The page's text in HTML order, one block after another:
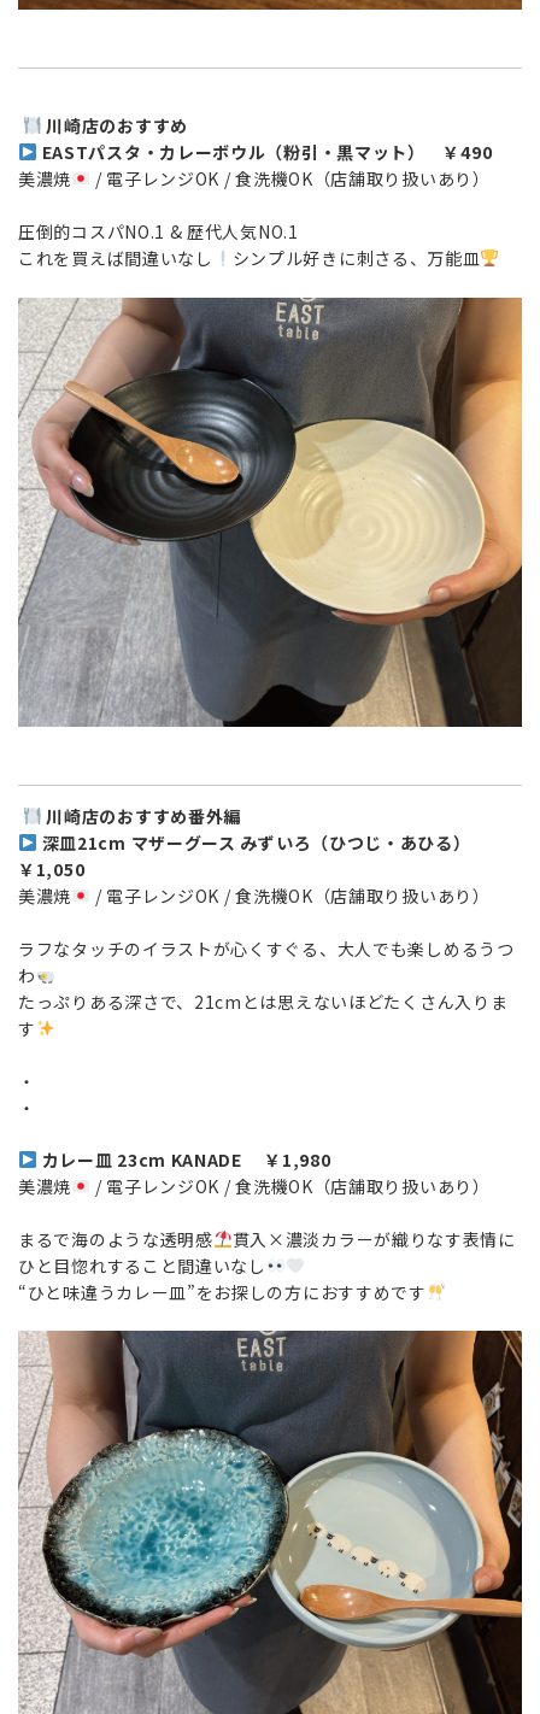
川崎店のおすすめ
EASTパスタ・カレーボウル（粉引・黒マット） ￥490
美濃焼
/ 電子レンジOK / 食洗機OK（店舗取り扱いあり）
圧倒的コスパNO.1 & 歴代人気NO.1
これを買えば間違いなし
シンプル好きに刺さる、万能皿
川崎店のおすすめ番外編
深皿21cm マザーグース みずいろ（ひつじ・あひる）
￥1,050
美濃焼
/ 電子レンジOK / 食洗機OK（店舗取り扱いあり）
ラフなタッチのイラストが心くすぐる、大人でも楽しめるうつ
わ
たっぷりある深さで、21cmとは思えないほどたくさん入りま
す
・
・
カレー皿 23cm KANADE ￥1,980
美濃焼
/ 電子レンジOK / 食洗機OK（店舗取り扱いあり）
まるで海のような透明感
貫入×濃淡カラーが織りなす表情に
ひと目惚れすること間違いなし
“ひと味違うカレー皿”をお探しの方におすすめです